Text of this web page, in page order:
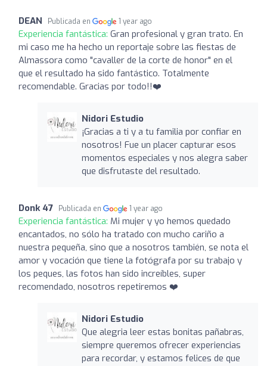
DEAN Publicada en 1 year ago
Experiencia fantástica: Gran profesional y gran trato. En
mi caso me ha hecho un reportaje sobre las fiestas de
Almassora como "cavaller de la corte de honor" en el
que el resultado ha sido fantástico. Totalmente
recomendable. Gracias por todo!!❤️‍
Nidori Estudio
¡Gracias a ti y a tu familia por confiar en
nosotros! Fue un placer capturar esos
momentos especiales y nos alegra saber
que disfrutaste del resultado.
Donk 47 Publicada en 1 year ago
Experiencia fantástica: Mi mujer y yo hemos quedado
encantados, no sólo ha tratado con mucho cariño a
nuestra pequeña, sino que a nosotros también, se nota el
amor y vocación que tiene la fotógrafa por su trabajo y
los peques, las fotos han sido increíbles, super
recomendado, nosotros repetiremos ❤️
Nidori Estudio
Que alegria leer estas bonitas pañabras,
siempre queremos ofrecer experiencias
para recordar, y estamos felices de que